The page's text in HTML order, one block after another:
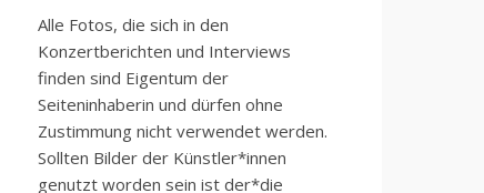
Alle Fotos, die sich in den
Konzertberichten und Interviews
finden sind Eigentum der
Seiteninhaberin und dürfen ohne
Zustimmung nicht verwendet werden.
Sollten Bilder der Künstler*innen
genutzt worden sein ist der*die